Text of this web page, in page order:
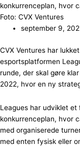
konkurrenceplan, hvor
Foto: CVX Ventures
september 9,
CVX Ventures har
esportsplatformen
runde, der skal gøre
2022, hvor en ny
Leagues har udviklet
konkurrenceplan, hvor
med organiserede
med enten fysisk eller